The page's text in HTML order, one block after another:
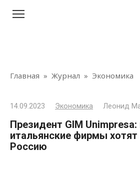
Главная » Журнал » Экономика
14.09.2023 Экономика Леонид
Президент GIM Unimpresa:
итальянские фирмы хотят
Россию